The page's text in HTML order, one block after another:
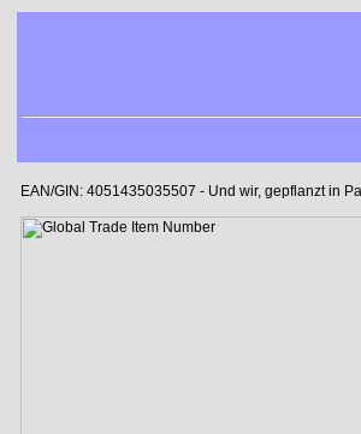
EAN/GIN: 4051435035507 - Und wir, gepflanzt in